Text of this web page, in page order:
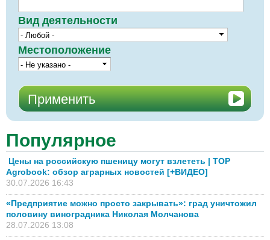
Вид деятельности
Местоположение
Популярное
Цены на российскую пшеницу могут взлететь | TOP
Agrobook: обзор аграрных новостей [+ВИДЕО]
30.07.2026 16:43
«Предприятие можно просто закрывать»: град уничтожил
половину виноградника Николая Молчанова
28.07.2026 13:08